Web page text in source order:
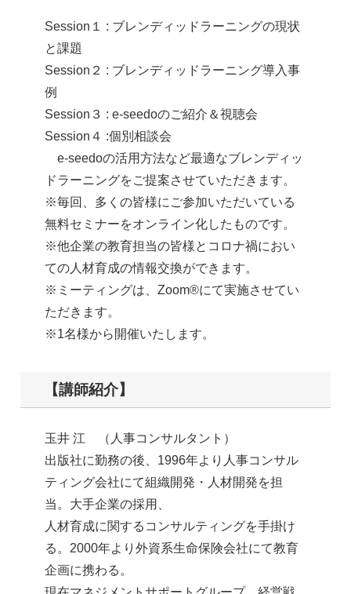
Session１ : ブレンディッドラーニングの現状
と課題
Session２ : ブレンディッドラーニング導入事
例
Session３ : e‐seedoのご紹介＆視聴会
Session４ :個別相談会
e-seedoの活用方法など最適なブレンディッ
ドラーニングをご提案させていただきます。
※毎回、多くの皆様にご参加いただいている
無料セミナーをオンライン化したものです。
※他企業の教育担当の皆様とコロナ禍におい
ての人材育成の情報交換ができます。
※ミーティングは、Zoom®にて実施させてい
ただきます。
※1名様から開催いたします。
【講師紹介】
玉井 江 （人事コンサルタント）
出版社に勤務の後、1996年より人事コンサル
ティング会社にて組織開発・人材開発を担
当。大手企業の採用、
人材育成に関するコンサルティングを手掛け
る。2000年より外資系生命保険会社にて教育
企画に携わる。